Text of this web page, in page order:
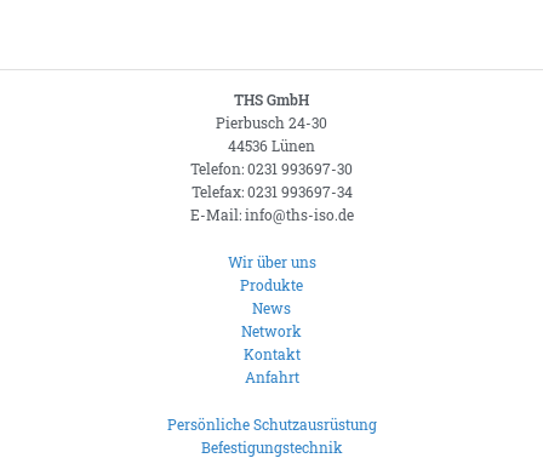
THS GmbH
Pierbusch 24-30
44536 Lünen
Telefon: 0231 993697-30
Telefax: 0231 993697-34
E-Mail: info@ths-iso.de
Wir über uns
Produkte
News
Network
Kontakt
Anfahrt
Persönliche Schutzausrüstung
Befestigungstechnik